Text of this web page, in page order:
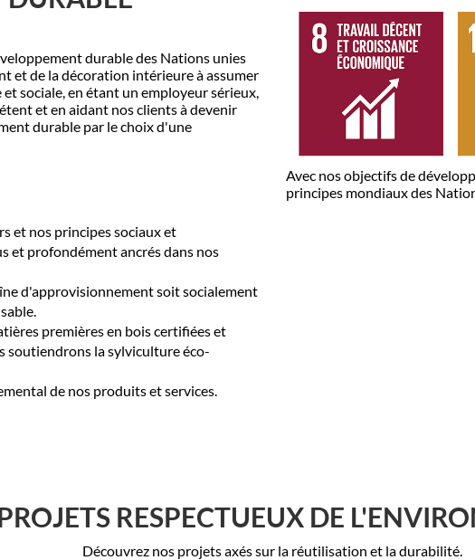
durable des Nations unies
et de la décoration intérieure à assumer
sociale, en étant un employeur sérieux,
et en aidant nos clients à devenir
durable par le choix d'une
et nos principes sociaux et
et profondément ancrés dans nos
d'approvisionnement soit socialement
premières en bois certifiées et
soutiendrons la sylviculture éco-
de nos produits et services.
Avec nos objectifs de
principes mondiaux des
RESPECTUEUX DE
Découvrez nos projets axés sur la réutilisation et la durabilité.